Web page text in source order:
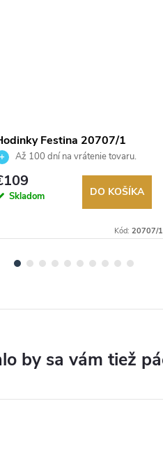
Festina 20707/1
Až 100 dní na vrátenie tovaru.
predajca.
Skladom DO KOŠÍKA
Kód: 20707/1